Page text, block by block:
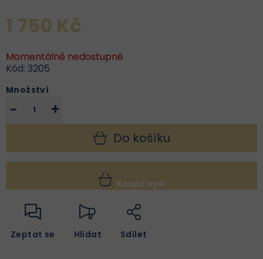
1 750 Kč
Momentálně nedostupné
Kód: 3205
Množství
+
−
Do košíku
Koupit nyní
Zeptat se Hlídat Sdílet